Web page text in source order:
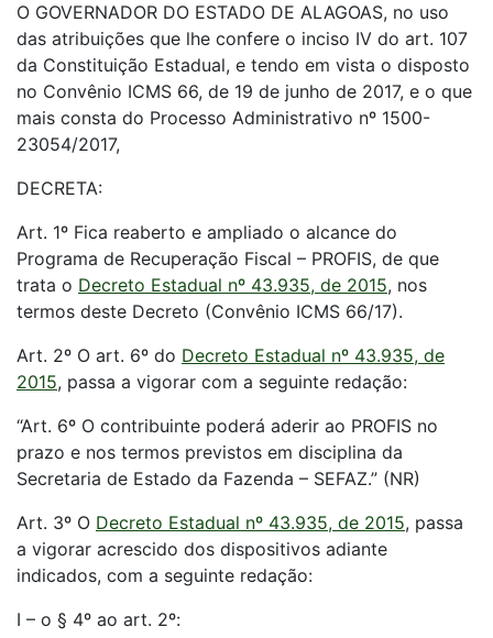
O GOVERNADOR DO ESTADO DE ALAGOAS, no uso
das atribuições que lhe confere o inciso IV do art. 107
da Constituição Estadual, e tendo em vista o disposto
no Convênio ICMS 66, de 19 de junho de 2017, e o que
mais consta do Processo Administrativo nº 1500-
23054/2017,
DECRETA:
Art. 1º Fica reaberto e ampliado o alcance do
Programa de Recuperação Fiscal – PROFIS, de que
trata o Decreto Estadual nº 43.935, de 2015, nos
termos deste Decreto (Convênio ICMS 66/17).
Art. 2º O art. 6º do Decreto Estadual nº 43.935, de
2015, passa a vigorar com a seguinte redação:
“Art. 6º O contribuinte poderá aderir ao PROFIS no
prazo e nos termos previstos em disciplina da
Secretaria de Estado da Fazenda – SEFAZ.” (NR)
Art. 3º O Decreto Estadual nº 43.935, de 2015, passa
a vigorar acrescido dos dispositivos adiante
indicados, com a seguinte redação:
I – o § 4º ao art. 2º: